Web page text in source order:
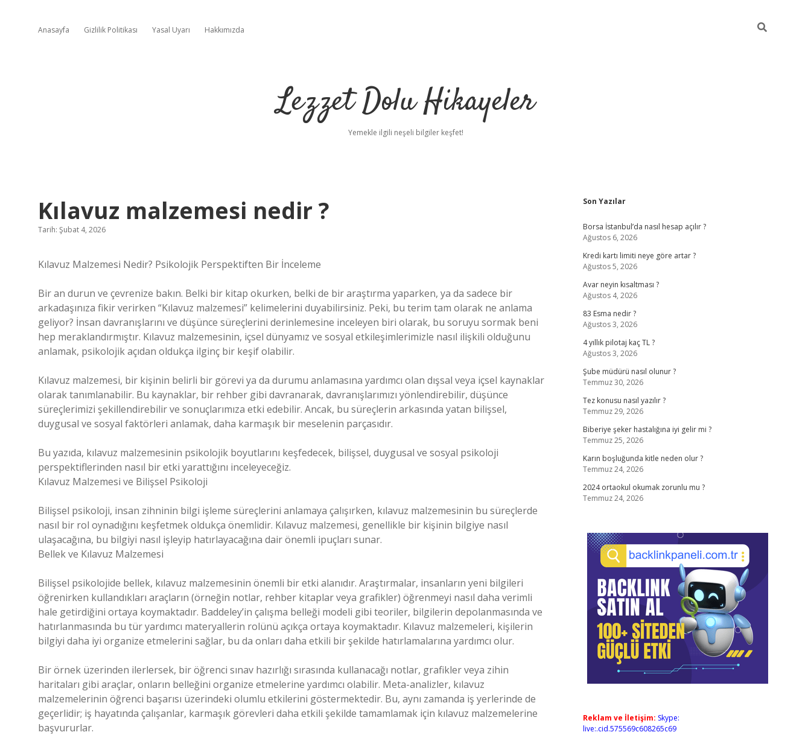
Anasayfa Gizlilik Politikası Yasal Uyarı Hakkımızda
Lezzet Dolu Hikayeler
Yemekle ilgili neşeli bilgiler keşfet!
Kılavuz malzemesi nedir ?
Tarih: Şubat 4, 2026
Kılavuz Malzemesi Nedir? Psikolojik Perspektiften Bir İnceleme
Bir an durun ve çevrenize bakın. Belki bir kitap okurken, belki de bir araştırma yaparken, ya da sadece bir
arkadaşınıza fikir verirken “Kılavuz malzemesi” kelimelerini duyabilirsiniz. Peki, bu terim tam olarak ne anlama
geliyor? İnsan davranışlarını ve düşünce süreçlerini derinlemesine inceleyen biri olarak, bu soruyu sormak beni
hep meraklandırmıştır. Kılavuz malzemesinin, içsel dünyamız ve sosyal etkileşimlerimizle nasıl ilişkili olduğunu
anlamak, psikolojik açıdan oldukça ilginç bir keşif olabilir.
Kılavuz malzemesi, bir kişinin belirli bir görevi ya da durumu anlamasına yardımcı olan dışsal veya içsel kaynaklar
olarak tanımlanabilir. Bu kaynaklar, bir rehber gibi davranarak, davranışlarımızı yönlendirebilir, düşünce
süreçlerimizi şekillendirebilir ve sonuçlarımıza etki edebilir. Ancak, bu süreçlerin arkasında yatan bilişsel,
duygusal ve sosyal faktörleri anlamak, daha karmaşık bir meselenin parçasıdır.
Bu yazıda, kılavuz malzemesinin psikolojik boyutlarını keşfedecek, bilişsel, duygusal ve sosyal psikoloji
perspektiflerinden nasıl bir etki yarattığını inceleyeceğiz.
Kılavuz Malzemesi ve Bilişsel Psikoloji
Bilişsel psikoloji, insan zihninin bilgi işleme süreçlerini anlamaya çalışırken, kılavuz malzemesinin bu süreçlerde
nasıl bir rol oynadığını keşfetmek oldukça önemlidir. Kılavuz malzemesi, genellikle bir kişinin bilgiye nasıl
ulaşacağına, bu bilgiyi nasıl işleyip hatırlayacağına dair önemli ipuçları sunar.
Bellek ve Kılavuz Malzemesi
Bilişsel psikolojide bellek, kılavuz malzemesinin önemli bir etki alanıdır. Araştırmalar, insanların yeni bilgileri
öğrenirken kullandıkları araçların (örneğin notlar, rehber kitaplar veya grafikler) öğrenmeyi nasıl daha verimli
hale getirdiğini ortaya koymaktadır. Baddeley’in çalışma belleği modeli gibi teoriler, bilgilerin depolanmasında ve
hatırlanmasında bu tür yardımcı materyallerin rolünü açıkça ortaya koymaktadır. Kılavuz malzemeleri, kişilerin
bilgiyi daha iyi organize etmelerini sağlar, bu da onları daha etkili bir şekilde hatırlamalarına yardımcı olur.
Bir örnek üzerinden ilerlersek, bir öğrenci sınav hazırlığı sırasında kullanacağı notlar, grafikler veya zihin
haritaları gibi araçlar, onların belleğini organize etmelerine yardımcı olabilir. Meta-analizler, kılavuz
malzemelerinin öğrenci başarısı üzerindeki olumlu etkilerini göstermektedir. Bu, aynı zamanda iş yerlerinde de
geçerlidir; iş hayatında çalışanlar, karmaşık görevleri daha etkili şekilde tamamlamak için kılavuz malzemelerine
başvururlar.
Sidebar
Son Yazılar
Borsa İstanbul’da nasıl hesap açılır ?
Ağustos 6, 2026
Kredi kartı limiti neye göre artar ?
Ağustos 5, 2026
Avar neyin kısaltması ?
Ağustos 4, 2026
83 Esma nedir ?
Ağustos 3, 2026
4 yıllık pilotaj kaç TL ?
Ağustos 3, 2026
Şube müdürü nasıl olunur ?
Temmuz 30, 2026
Tez konusu nasıl yazılır ?
Temmuz 29, 2026
Biberiye şeker hastalığına iyi gelir mi ?
Temmuz 25, 2026
Karın boşluğunda kitle neden olur ?
Temmuz 24, 2026
2024 ortaokul okumak zorunlu mu ?
Temmuz 24, 2026
Reklam ve İletişim: Skype:
live:.cid.575569c608265c69